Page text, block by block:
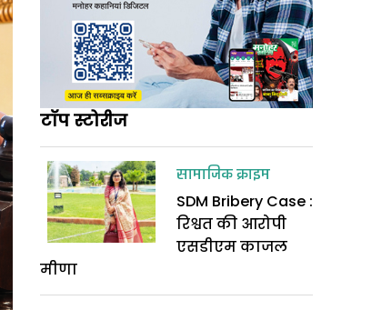
टॉप स्टोरीज
सामाजिक क्राइम
SDM Bribery Case :
रिश्वत की आरोपी
एसडीएम काजल
मीणा